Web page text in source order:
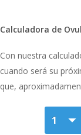
Calculadora de
Con nuestra
cuando será su
que,